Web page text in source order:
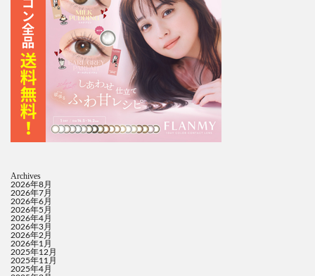
Archives
2026年8月
2026年7月
2026年6月
2026年5月
2026年4月
2026年3月
2026年2月
2026年1月
2025年12月
2025年11月
2025年4月